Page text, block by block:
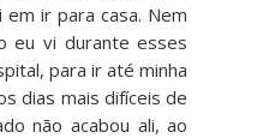
ir para casa. Nem
eu vi durante esses
para ir até minha
dias mais difíceis de
não acabou ali, ao